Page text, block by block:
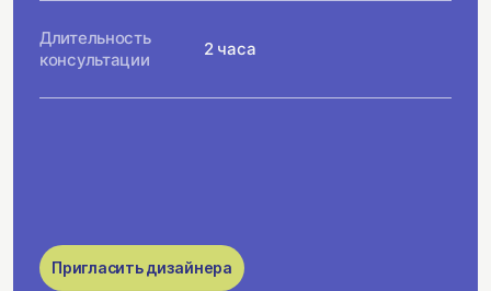
Длительность
консультации
2 часа
Пригласить дизайнера